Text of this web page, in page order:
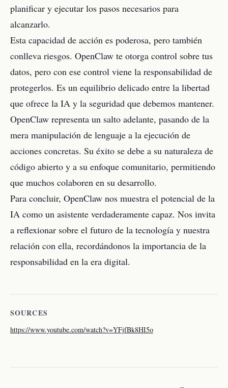
planificar y ejecutar los pasos necesarios para
alcanzarlo.
Esta capacidad de acción es poderosa, pero también
conlleva riesgos. OpenClaw te otorga control sobre tus
datos, pero con ese control viene la responsabilidad de
protegerlos. Es un equilibrio delicado entre la libertad
que ofrece la IA y la seguridad que debemos mantener.
OpenClaw representa un salto adelante, pasando de la
mera manipulación de lenguaje a la ejecución de
acciones concretas. Su éxito se debe a su naturaleza de
código abierto y a su enfoque comunitario, permitiendo
que muchos colaboren en su desarrollo.
Para concluir, OpenClaw nos muestra el potencial de la
IA como un asistente verdaderamente capaz. Nos invita
a reflexionar sobre el futuro de la tecnología y nuestra
relación con ella, recordándonos la importancia de la
responsabilidad en la era digital.
SOURCES
https://www.youtube.com/watch?v=YFjfBk8HI5o